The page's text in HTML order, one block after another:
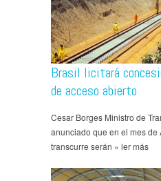
Brasil licitará
de acceso abierto
Cesar Borges Ministro de
anunciado que en el mes de
transcurre serán » ler más